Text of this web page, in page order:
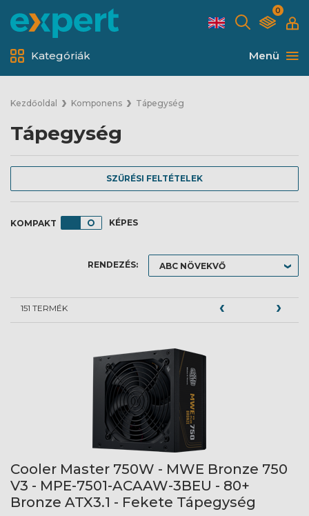
0
Menü
Kategóriák
Kezdőoldal Komponens Tápegység
Tápegység
SZŰRÉSI FELTÉTELEK
KÉPES
RENDEZÉS:
151 TERMÉK
Cooler Master 750W - MWE Bronze 750
V3 - MPE-7501-ACAAW-3BEU - 80+
Bronze ATX3.1 - Fekete Tápegység